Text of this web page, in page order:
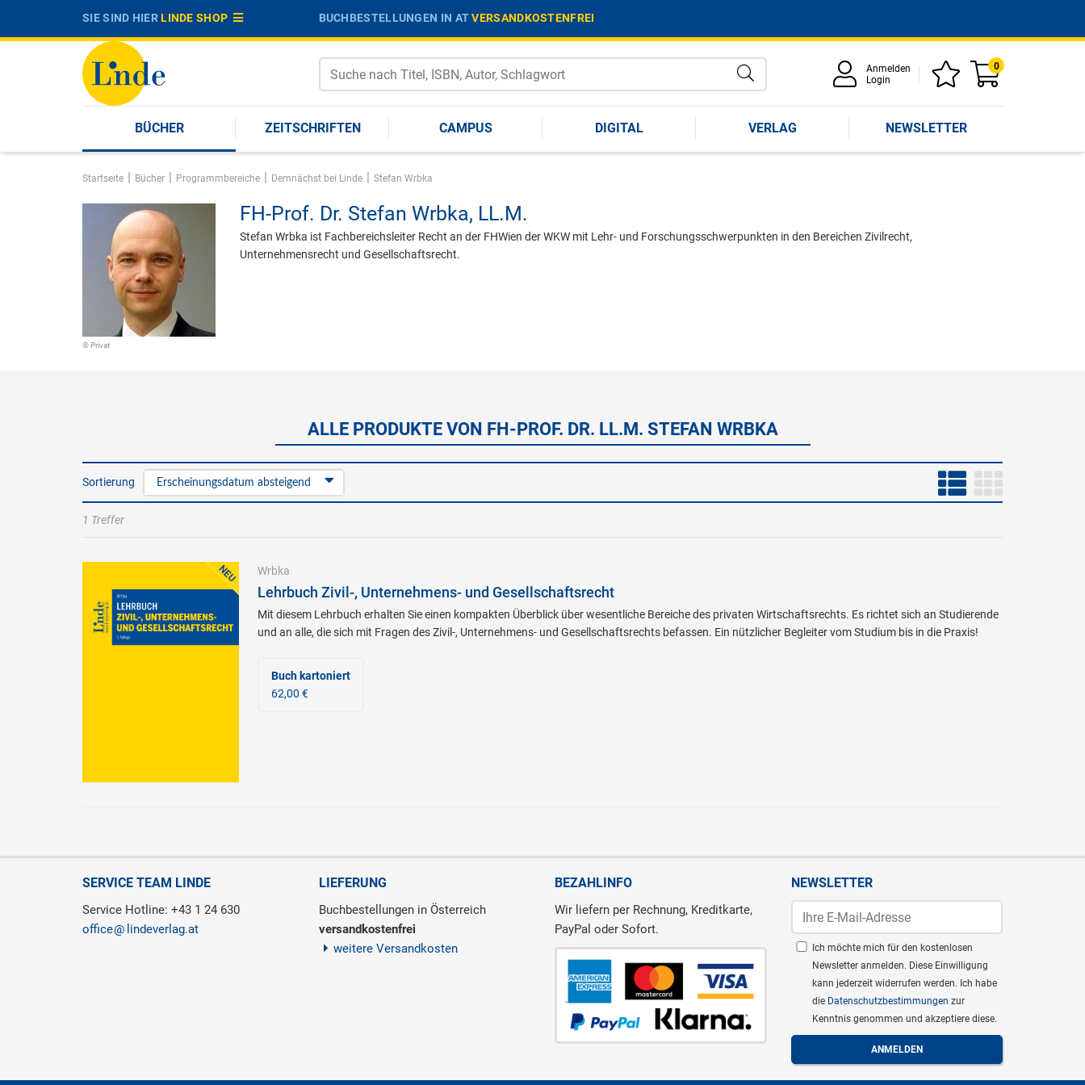
SIE SIND HIERLINDE SHOP BUCHBESTELLUNGEN IN ATVERSANDKOSTENFREI
Anmelden
Login
0
BÜCHER ZEITSCHRIFTEN CAMPUS DIGITAL VERLAG NEWSLETTER
Startseite | Bücher | Programmbereiche | Demnächst bei Linde | Stefan Wrbka
© Privat
FH-Prof. Dr. Stefan Wrbka, LL.M.
Stefan Wrbka ist Fachbereichsleiter Recht an der FHWien der WKW mit Lehr- und Forschungsschwerpunkten in den Bereichen Zivilrecht,
Unternehmensrecht und Gesellschaftsrecht.
ALLE PRODUKTE VON FH-PROF. DR. LL.M. STEFAN WRBKA
Sortierung Erscheinungsdatum absteigend
1 Treffer
Wrbka
Lehrbuch Zivil-, Unternehmens- und Gesellschaftsrecht
Mit diesem Lehrbuch erhalten Sie einen kompakten Überblick über wesentliche Bereiche des privaten Wirtschaftsrechts. Es richtet sich an Studierende
und an alle, die sich mit Fragen des Zivil-, Unternehmens- und Gesellschaftsrechts befassen. Ein nützlicher Begleiter vom Studium bis in die Praxis!
Buch kartoniert
62,00 €
SERVICE TEAM LINDE
Service Hotline: +43 1 24 630
office
lindeverlag.at
LIEFERUNG
Buchbestellungen in Österreich
versandkostenfrei
weitere Versandkosten
BEZAHLINFO
Wir liefern per Rechnung, Kreditkarte,
PayPal oder Sofort.
NEWSLETTER
Ich möchte mich für den kostenlosen
Newsletter anmelden. Diese Einwilligung
kann jederzeit widerrufen werden. Ich habe
die Datenschutzbestimmungen zur
Kenntnis genommen und akzeptiere diese.